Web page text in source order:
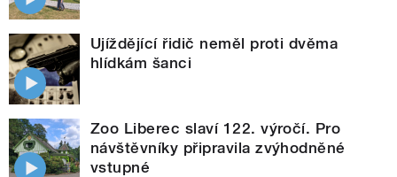
Ujíždějící řidič neměl proti dvěma
hlídkám šanci
Zoo Liberec slaví 122. výročí. Pro
návštěvníky připravila zvýhodněné
vstupné